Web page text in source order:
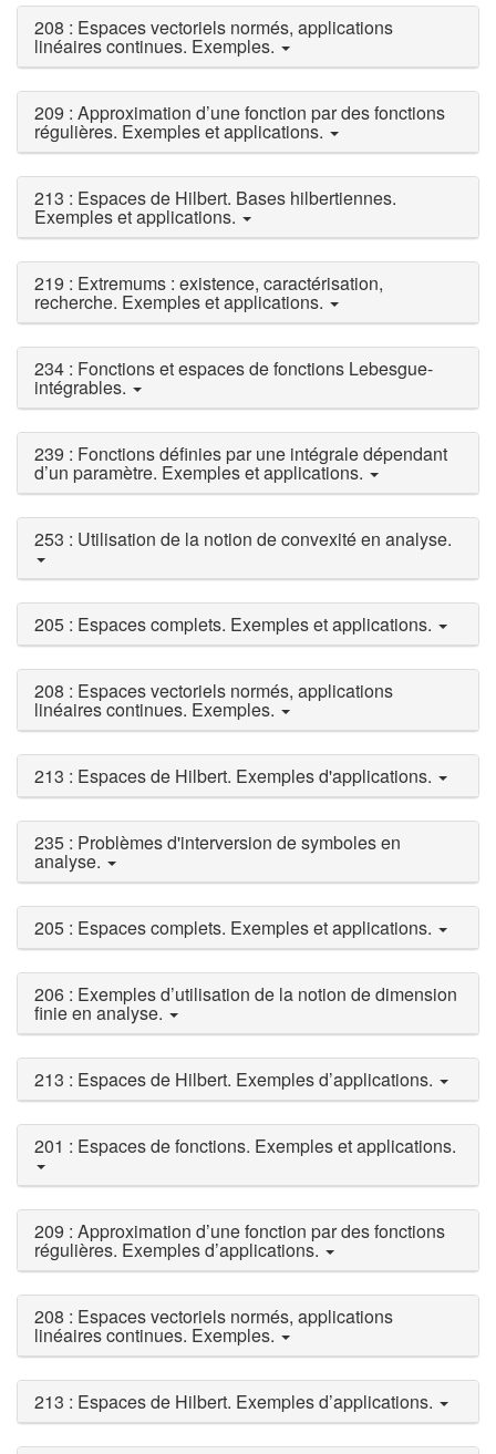
208 : Espaces vectoriels normés, applications
linéaires continues. Exemples.
209 : Approximation d’une fonction par des fonctions
régulières. Exemples et applications.
213 : Espaces de Hilbert. Bases hilbertiennes.
Exemples et applications.
219 : Extremums : existence, caractérisation,
recherche. Exemples et applications.
234 : Fonctions et espaces de fonctions Lebesgue-
intégrables.
239 : Fonctions définies par une intégrale dépendant
d’un paramètre. Exemples et applications.
253 : Utilisation de la notion de convexité en analyse.
205 : Espaces complets. Exemples et applications.
208 : Espaces vectoriels normés, applications
linéaires continues. Exemples.
213 : Espaces de Hilbert. Exemples d'applications.
235 : Problèmes d'interversion de symboles en
analyse.
205 : Espaces complets. Exemples et applications.
206 : Exemples d’utilisation de la notion de dimension
finie en analyse.
213 : Espaces de Hilbert. Exemples d’applications.
201 : Espaces de fonctions. Exemples et applications.
209 : Approximation d’une fonction par des fonctions
régulières. Exemples d’applications.
208 : Espaces vectoriels normés, applications
linéaires continues. Exemples.
213 : Espaces de Hilbert. Exemples d’applications.